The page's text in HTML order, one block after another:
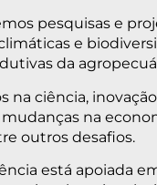
pesquisas e
e
da
na ciência,
na
outros desafios.
está apoiada